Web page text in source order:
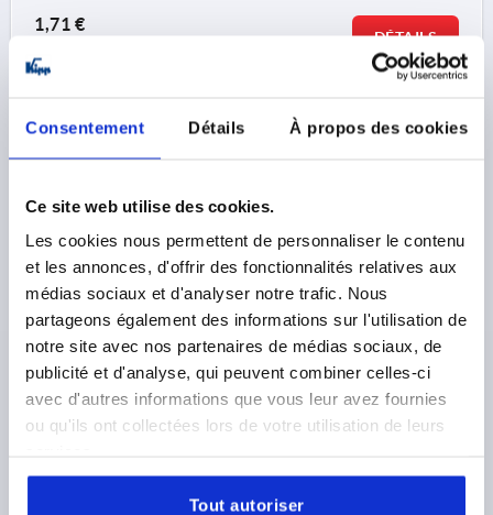
Consentement Détails À propos des cookies
Ce site web utilise des cookies.
Les cookies nous permettent de personnaliser le contenu
et les annonces, d'offrir des fonctionnalités relatives aux
médias sociaux et d'analyser notre trafic. Nous
partageons également des informations sur l'utilisation de
notre site avec nos partenaires de médias sociaux, de
publicité et d'analyse, qui peuvent combiner celles-ci
avec d'autres informations que vous leur avez fournies
ou qu'ils ont collectées lors de votre utilisation de leurs
Tout autoriser
1,71 €
DÉTAILS
K2034
BOUCHONS D'AJUSTEMENT AVEC INSERT
ANTIDÉRAPANT, FORME:A ROND, D=35, L1=29,
POLYAMIDE NOIR, POUR TUBE ROND
DIAMÈTRE=35
FILETAGE=M22
MODÈLE 2=POUR TUBE ROND
FORME=A
CAPACITÉ DE CHARGE KN MAX. (CHARGES STATIQUES